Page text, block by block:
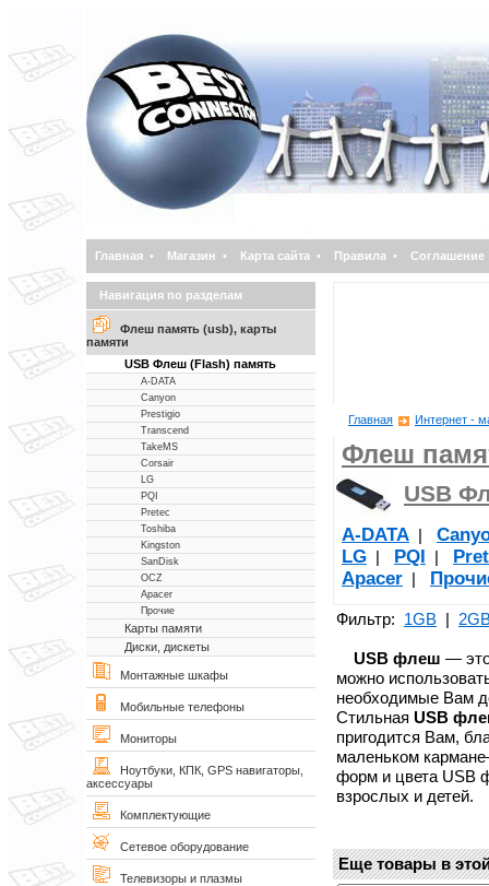
Главная • Магазин • Карта сайта • Правила • Соглашение
Навигация по разделам
Флеш память (usb), карты
памяти
USB Флеш (Flash) память
A-DATA
Canyon
Prestigio
Transcend
TakeMS
Corsair
LG
PQI
Pretec
Toshiba
Kingston
SanDisk
OCZ
Apacer
Прочие
Карты памяти
Диски, дискеты
Монтажные шкафы
Мобильные телефоны
Мониторы
Ноутбуки, КПК, GPS навигаторы,
аксессуары
Комплектующие
Сетевое оборудование
Телевизоры и плазмы
Главная Интернет -
Флеш
USB
A-DATA |
LG | PQI |
Apacer |
Фильтр: 1GB |
USB флеш —
можно
необходимые Вам
Стильная USB
пригодится Вам,
маленьком
форм и цвета USB
взрослых и детей.
Еще товары в